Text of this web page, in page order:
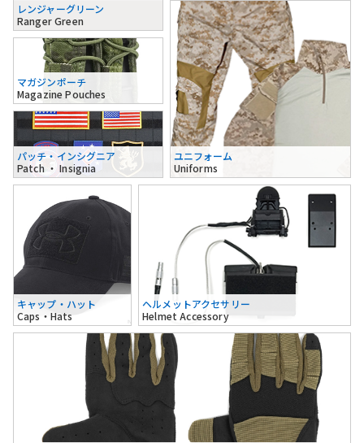
レンジャーグリーン
Ranger Green
マガジンポーチ
Magazine Pouches
パッチ・インシグニア
Patch ・ Insignia
ユニフォーム
Uniforms
キャップ・ハット
Caps・Hats
ヘルメットアクセサリー
Helmet Accessory